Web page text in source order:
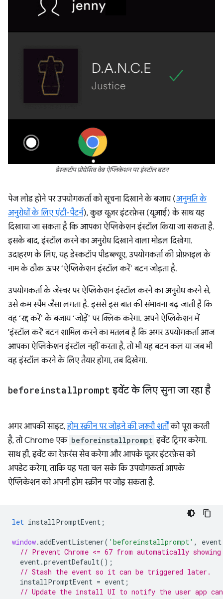
डेस्कटॉप प्रोग्रेसिव वेब ऐप्लिकेशन पर इंस्टॉल बटन
पेज लोड होने पर उपयोगकर्ता को सूचना दिखाने के बजाय (अनुमति के
अनुरोधों के लिए एंटी-पैटर्न), कुछ यूज़र इंटरफ़ेस (यूआई) के साथ यह
दिखाया जा सकता है कि आपका ऐप्लिकेशन इंस्टॉल किया जा सकता है.
इसके बाद, इंस्टॉल करने का अनुरोध दिखाने वाला मोडल दिखेगा.
उदाहरण के लिए, यह डेस्कटॉप पीडब्ल्यूए, उपयोगकर्ता की प्रोफ़ाइल के
नाम के ठीक ऊपर ‘ऐप्लिकेशन इंस्टॉल करें’ बटन जोड़ता है.
उपयोगकर्ता के जेस्चर पर ऐप्लिकेशन इंस्टॉल करने का अनुरोध करने से,
उसे कम स्पैम जैसा लगता है. इससे इस बात की संभावना बढ़ जाती है कि
वह ‘रद्द करें’ के बजाय ‘जोड़ें’ पर क्लिक करेगा. अपने ऐप्लिकेशन में
'इंस्टॉल करें' बटन शामिल करने का मतलब है कि अगर उपयोगकर्ता आज
आपका ऐप्लिकेशन इंस्टॉल नहीं करता है, तो भी यह बटन कल या जब भी
वह इंस्टॉल करने के लिए तैयार होगा, तब दिखेगा.
beforeinstallprompt इवेंट के लिए सुना जा रहा है
अगर आपकी साइट,होम स्क्रीन पर जोड़ने की ज़रूरी शर्तोंको पूरा करती
है, तो Chrome एक beforeinstallprompt इवेंट ट्रिगर करेगा.
साथ ही, इवेंट का रेफ़रंस सेव करेगा और आपके यूज़र इंटरफ़ेस को
अपडेट करेगा, ताकि यह पता चल सके कि उपयोगकर्ता आपके
ऐप्लिकेशन को अपनी होम स्क्रीन पर जोड़ सकता है.
let installPromptEvent ;
window.addEventListener( 'beforeinstallprompt' ,
event
// Prevent Chrome <= 67 from automatically
event .preventDefault();
// Stash the event so it can be triggered later.
installPromptEvent = event ;
// Update the install UI to notify the user app